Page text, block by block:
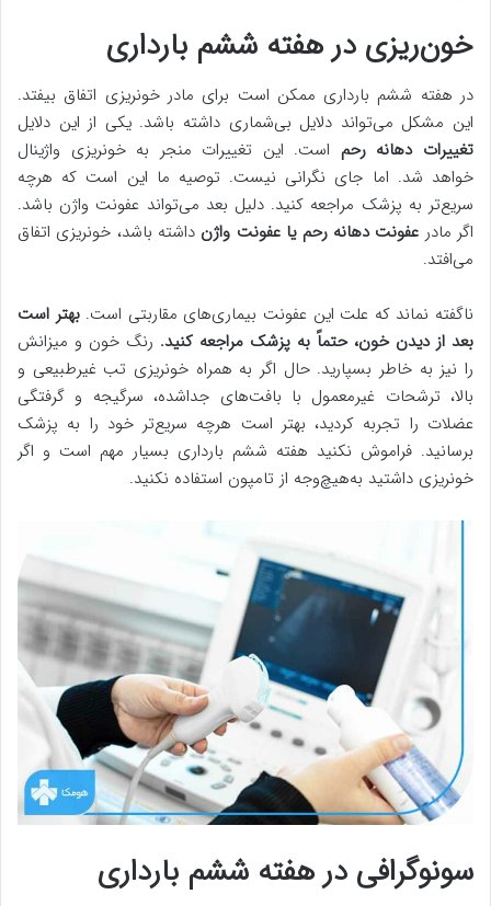
خون‌ریزی در هفته ششم بارداری
در هفته ششم بارداری ممکن است برای مادر خونریزی اتفاق بیفتد.
این مشکل می‌تواند دلایل بی‌شماری داشته باشد. یکی از این دلایل
تغییرات دهانه رحم است. این تغییرات منجر به خونریزی واژینال
خواهد شد. اما جای نگرانی نیست. توصیه ما این است که هرچه
سریع‌تر به پزشک مراجعه کنید. دلیل بعد می‌تواند عفونت واژن باشد.
اگر مادر عفونت دهانه رحم یا عفونت واژن داشته باشد، خونریزی اتفاق
می‌افتد.
ناگفته نماند که علت این عفونت بیماری‌های مقاربتی است.بهتر است
بعد از دیدن خون، حتماً به پزشک مراجعه کنید. رنگ خون و میزانش
را نیز به خاطر بسپارید. حال اگر به همراه خونریزی تب غیرطبیعی و
بالا، ترشحات غیرمعمول با بافت‌های جداشده، سرگیجه و گرفتگی
عضلات را تجربه کردید، بهتر است هرچه سریع‌تر خود را به پزشک
برسانید. فراموش نکنید هفته ششم بارداری بسیار مهم است و اگر
خونریزی داشتید به‌هیچ‌وجه از تامپون استفاده نکنید.
سونوگرافی در هفته ششم بارداری